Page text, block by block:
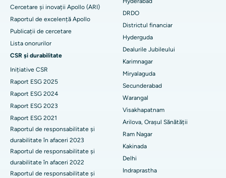
Cel mai bun spital din DRDO, Hyderabad
Cel mai bun spital din GS Road, Guwahati
Cel mai bun spital din Hyderguda, Hyderabad
Cel mai bun spital din Vijay Nagar, Indore
Cel mai bun spital din Suryaraopeta Main Road, Kakinada
Cel mai bun spital din Canal Circular Road, Kolkata
Cel mai bun spital din CBD-ul Belapur, Navi Mumbai
Cel mai bun spital din Panchavati, Nashik
Cel mai bun spital din Secunderabad, Hyderabad
polipectomie
Stimularea creierului profund
Dializa peritoneală
Biopsia rinichilor
Chirurgie citoreductivă
Înlocuire totală de genunchi din ceramică
ERCP
Cercetare și inovații Apollo (ARI)
Raportul de excelență Apollo
Publicații de cercetare
Lista onorurilor
CSR și durabilitate
Inițiative CSR
Raport ESG 2025
Raport ESG 2024
Raport ESG 2023
Raport ESG 2021
Raportul de responsabilitate și
durabilitate în afaceri 2023
Raportul de responsabilitate și
durabilitate în afaceri 2022
Raportul de responsabilitate și
DRDO
Districtul financiar
Hyderguda
Dealurile Jubileului
Karimnagar
Miryalaguda
Secunderabad
Warangal
Visakhapatnam
Arilova, Orașul Sănătății
Ram Nagar
Kakinada
Delhi
Indraprastha